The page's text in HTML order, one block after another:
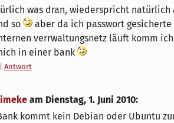
was dran, wiederspricht natürlich
so
aber da ich passwort
verrwaltungsnetz läuft komm
in einer bank
Antwort
am Dienstag, 1. Juni 2010:
kommt kein Debian oder Ubuntu